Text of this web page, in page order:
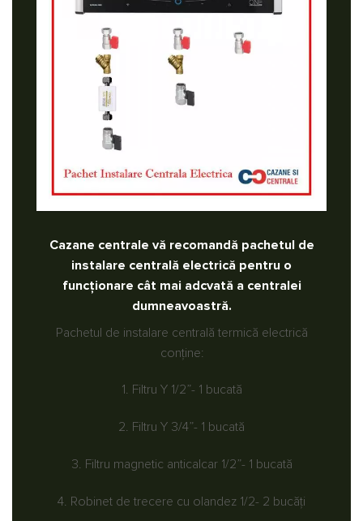
Cazane centrale vă recomandă pachetul de
instalare centrală electrică pentru o
funcționare cât mai adcvată a centralei
dumneavoastră.
Pachetul de instalare centrală termică electrică
conține:
1. Filtru Y 1/2”- 1 bucată
2. Filtru Y 3/4”- 1 bucată
3. Filtru magnetic anticalcar 1/2”- 1 bucată
4. Robinet de trecere cu olandez 1/2- 2 bucăți